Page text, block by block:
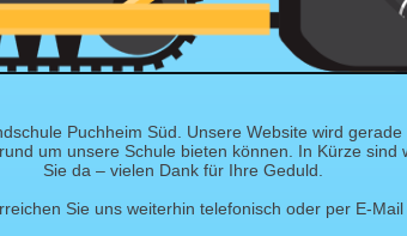
Puchheim Süd. Unsere Website wird
um unsere Schule bieten können. In Kürze sind
Sie da – vielen Dank für Ihre Geduld.
Sie uns weiterhin telefonisch oder per E-